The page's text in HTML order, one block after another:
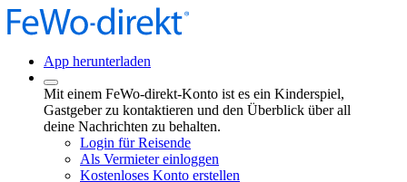
App herunterladen
Mit einem FeWo-direkt-Konto ist es ein Kinderspiel,
Gastgeber zu kontaktieren und den Überblick über all
deine Nachrichten zu behalten.
Login für Reisende
Als Vermieter einloggen
Kostenloses Konto erstellen